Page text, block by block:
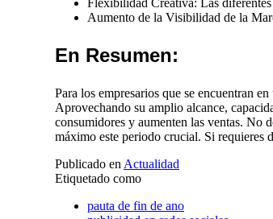
Flexibilidad Creativa: Las
Aumento de la Visibilidad de la
En Resumen:
Para los empresarios que se encuentran
Aprovechando su amplio alcance,
consumidores y aumenten las ventas. No
máximo este periodo crucial. Si requieres
Publicado en Actualidad
Etiquetado como
pauta de fin de ano